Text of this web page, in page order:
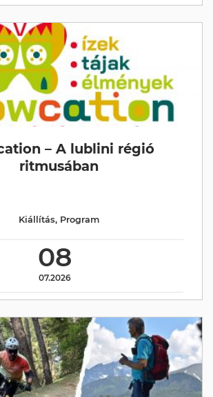
– A lublini régió
ritmusában
08
07.2026
Kiállítás, Program